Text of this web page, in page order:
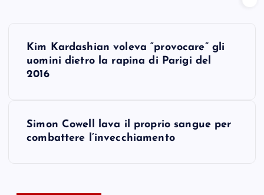
Kim Kardashian voleva “provocare” gli
uomini dietro la rapina di Parigi del
2016
Simon Cowell lava il proprio sangue per
combattere l’invecchiamento